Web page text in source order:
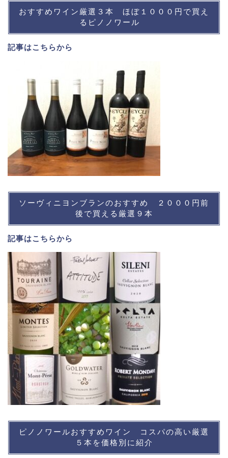
おすすめワイン厳選３本 ほぼ１０００円で買え
るピノノワール
記事はこちらから
ソーヴィニヨンブランのおすすめ ２０００円前
後で買える厳選９本
記事はこちらから
ピノノワールおすすめワイン コスパの高い厳選
５本を価格別に紹介